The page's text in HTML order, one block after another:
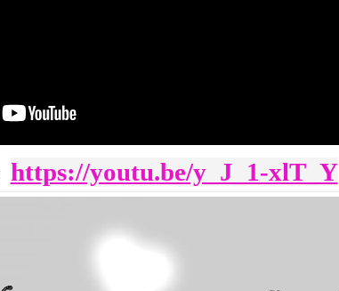
https://youtu.be/y_J_1-xlT_Y